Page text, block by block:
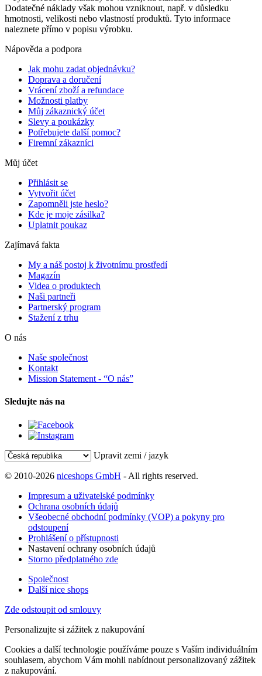
Dodatečné náklady však mohou vzniknout, např. v důsledku
hmotnosti, velikosti nebo vlastností produktů. Tyto informace
naleznete přímo v popisu výrobku.
Nápověda a podpora
Jak mohu zadat objednávku?
Doprava a doručení
Vrácení zboží a refundace
Možnosti platby
Můj zákaznický účet
Slevy a poukázky
Potřebujete další pomoc?
Firemní zákazníci
Můj účet
Přihlásit se
Vytvořit účet
Zapomněli jste heslo?
Kde je moje zásilka?
Uplatnit poukaz
Zajímavá fakta
My a náš postoj k životnímu prostředí
Magazín
Videa o produktech
Naši partneři
Partnerský program
Stažení z trhu
O nás
Naše společnost
Kontakt
Mission Statement - “O nás”
Sledujte nás na
Upravit zemi / jazyk
© 2010-2026 niceshops GmbH - All rights reserved.
Impresum a uživatelské podmínky
Ochrana osobních údajů
Všeobecné obchodní podmínky (VOP) a pokyny pro
odstoupení
Prohlášení o přístupnosti
Nastavení ochrany osobních údajů
Storno předplatného zde
Společnost
Další nice shops
Zde odstoupit od smlouvy
Personalizujte si zážitek z nakupování
Cookies a další technologie používáme pouze s Vaším individuálním
souhlasem, abychom Vám mohli nabídnout personalizovaný zážitek
z nakupování.